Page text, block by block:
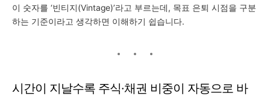
이 숫자를 ‘빈티지(Vintage)’라고 부르는데, 목표 은퇴 시점을 구분
하는 기준이라고 생각하면 이해하기 쉽습니다.
시간이 지날수록 주식·채권 비중이 자동으로 바